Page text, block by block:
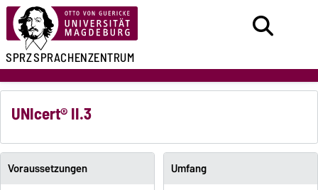
SPRZSPRACHENZENTRUM
UNIcert® II.3
Voraussetzungen
Umfang